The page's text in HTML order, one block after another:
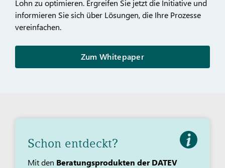
Lohn zu optimieren. Ergreifen Sie jetzt die Initiative und
informieren Sie sich über Lösungen, die Ihre Prozesse
vereinfachen.
Zum Whitepaper
Schon entdeckt?
Mit den Beratungsprodukten der DATEV